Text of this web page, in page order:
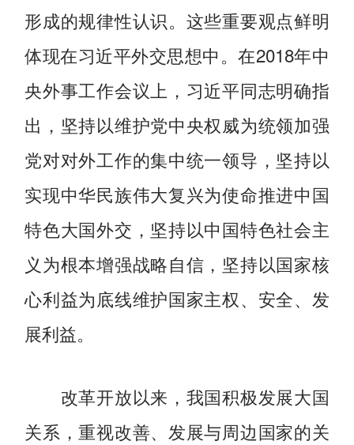
形成的规律性认识。这些重要观点鲜明
体现在习近平外交思想中。在2018年中
央外事工作会议上，习近平同志明确指
出，坚持以维护党中央权威为统领加强
党对对外工作的集中统一领导，坚持以
实现中华民族伟大复兴为使命推进中国
特色大国外交，坚持以中国特色社会主
义为根本增强战略自信，坚持以国家核
心利益为底线维护国家主权、安全、发
展利益。
改革开放以来，我国积极发展大国
关系，重视改善、发展与周边国家的关